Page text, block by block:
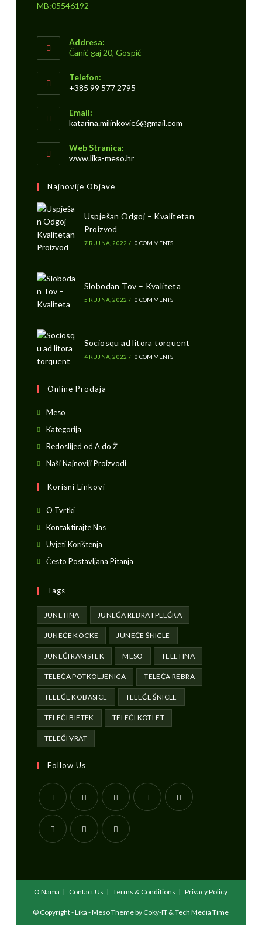
MB:05546192
Addresa:
Čanić gaj 20, Gospić
Telefon:
+385 99 577 2795
Email:
katarina.milinkovic6@gmail.com
Web Stranica:
www.lika-meso.hr
Najnovije Objave
Uspješan Odgoj – Kvalitetan
Proizvod
7 RUJNA, 2022 / 0 COMMENTS
Slobodan Tov – Kvaliteta
5 RUJNA, 2022 / 0 COMMENTS
Sociosqu ad litora torquent
4 RUJNA, 2022 / 0 COMMENTS
Online Prodaja
Meso
Kategorija
Redoslijed od A do Ž
Naši Najnoviji Proizvodi
Korisni Linkovi
O Tvrtki
Kontaktirajte Nas
Uvjeti Korištenja
Često Postavljana Pitanja
Tags
JUNETINA JUNEĆA REBRA I PLEĆKA
JUNEĆE KOCKE JUNEĆE ŠNICLE
JUNEĆI RAMSTEK MESO TELETINA
TELEĆA POTKOLJENICA TELEĆA REBRA
TELEĆE KOBASICE TELEĆE ŠNICLE
TELEĆI BIFTEK TELEĆI KOTLET
TELEĆI VRAT
Follow Us
O Nama Contact Us Terms & Conditions Privacy Policy
© Copyright - Lika - Meso Theme by Coky-IT & Tech Media Time